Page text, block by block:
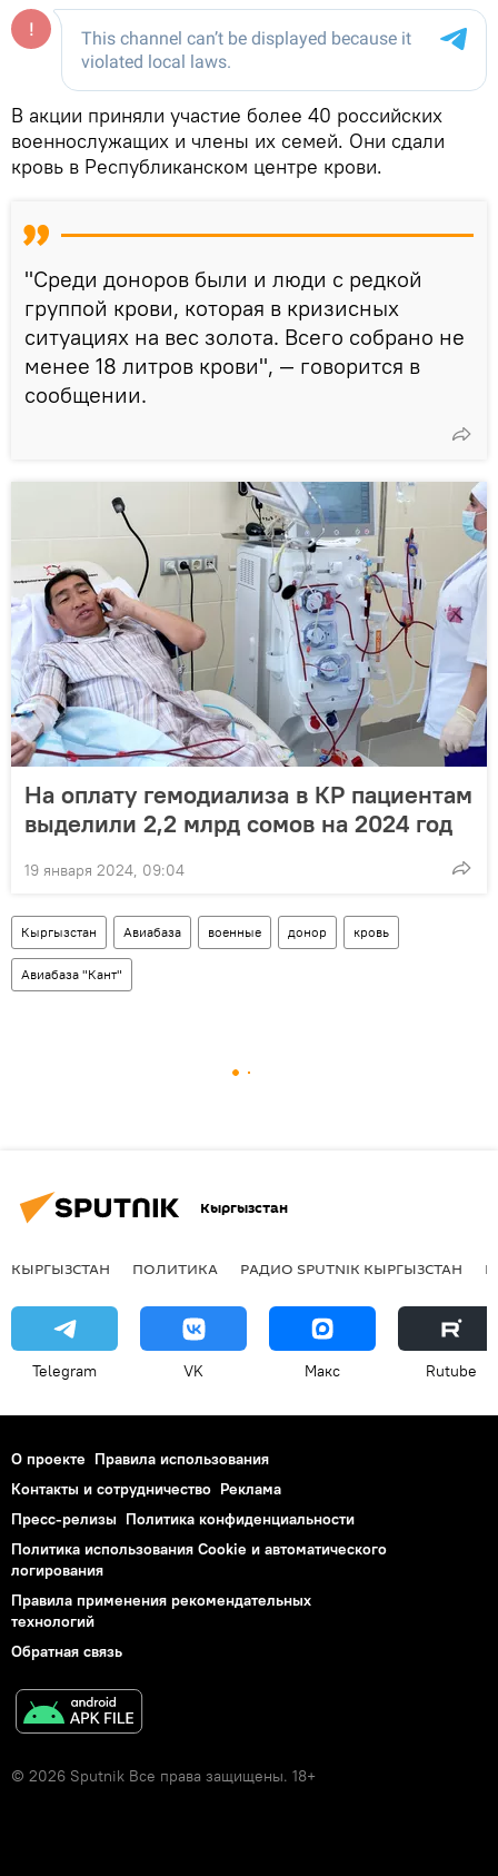
В акции приняли участие более 40 российских
военнослужащих и члены их семей. Они сдали
кровь в Республиканском центре крови.
"Среди доноров были и люди с редкой
группой крови, которая в кризисных
ситуациях на вес золота. Всего собрано не
менее 18 литров крови", — говорится в
сообщении.
На оплату гемодиализа в КР пациентам
выделили 2,2 млрд сомов на 2024 год
19 января 2024, 09:04
Кыргызстан Авиабаза военные донор кровь
Авиабаза "Кант"
Кыргызстан
КЫРГЫЗСТАН ПОЛИТИКА РАДИО SPUTNIK КЫРГЫЗСТАН
Telegram VK Макс Rutube
О проекте Правила использования
Контакты и сотрудничество Реклама
Пресс-релизы Политика конфиденциальности
Политика использования Cookie и автоматического
логирования
Правила применения рекомендательных
технологий
Обратная связь
© 2026 Sputnik Все права защищены. 18+